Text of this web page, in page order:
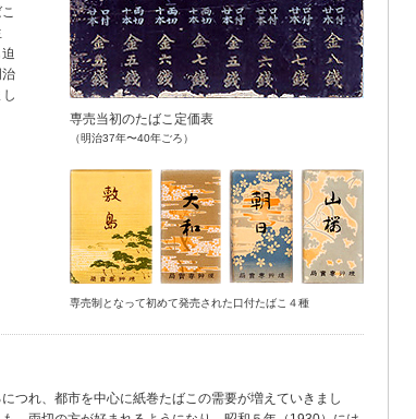
専売当初のたばこ定価表
（明治37年〜40年ごろ）
専売制となって初めて発売された口付たばこ４種
つれ、都市を中心に紙巻たばこの需要が増えていきまし